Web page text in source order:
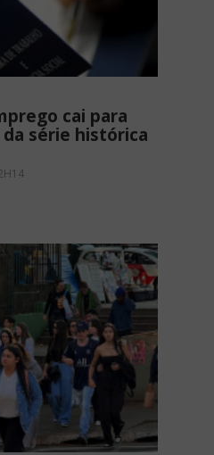
cai para
da série histórica